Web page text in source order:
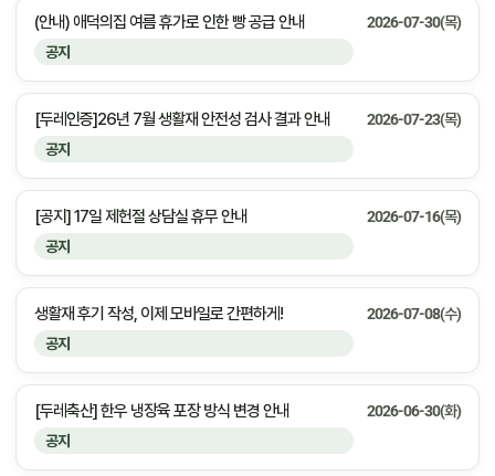
공지
(안내) 애덕의집 여름 휴가로 인한 빵 공급 안내 2026-07-30(목)
공지
[두레인증]26년 7월 생활재 안전성 검사 결과 안내 2026-07-23(목)
공지
[공지] 17일 제헌절 상담실 휴무 안내 2026-07-16(목)
공지
생활재 후기 작성, 이제 모바일로 간편하게! 2026-07-08(수)
공지
[두레축산] 한우 냉장육 포장 방식 변경 안내 2026-06-30(화)